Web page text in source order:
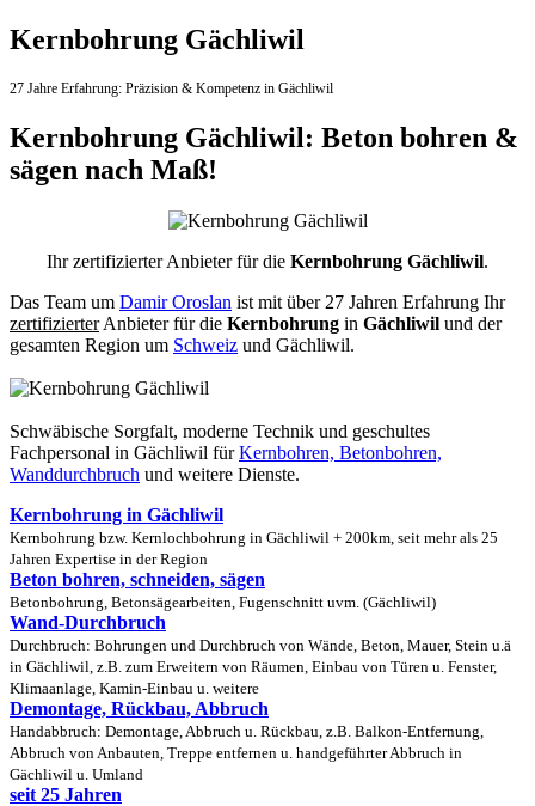
Kernbohrung Gächliwil
27 Jahre Erfahrung: Präzision & Kompetenz in Gächliwil
Kernbohrung Gächliwil: Beton bohren &
sägen nach Maß!
Ihr zertifizierter Anbieter für die Kernbohrung Gächliwil.
Das Team um Damir Oroslan ist mit über 27 Jahren Erfahrung Ihr
zertifizierterAnbieter für die Kernbohrung in Gächliwil und der
gesamten Region um Schweiz und Gächliwil.
Schwäbische Sorgfalt, moderne Technik und geschultes
Fachpersonal in Gächliwil fürKernbohren, Betonbohren,
Wanddurchbruch und weitere Dienste.
Kernbohrung in Gächliwil
Kernbohrung bzw. Kernlochbohrung in Gächliwil + 200km, seit mehr als 25
Jahren Expertise in der Region
Beton bohren, schneiden, sägen
Betonbohrung, Betonsägearbeiten, Fugenschnitt uvm. (Gächliwil)
Wand-Durchbruch
Durchbruch: Bohrungen und Durchbruch von Wände, Beton, Mauer, Stein u.ä
in Gächliwil, z.B. zum Erweitern von Räumen, Einbau von Türen u. Fenster,
Klimaanlage, Kamin-Einbau u. weitere
Demontage, Rückbau, Abbruch
Handabbruch: Demontage, Abbruch u. Rückbau, z.B. Balkon-Entfernung,
Abbruch von Anbauten, Treppe entfernen u. handgeführter Abbruch in
Gächliwil u. Umland
seit 25 Jahren